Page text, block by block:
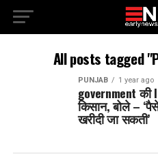
All posts tagged
PUNJAB 1 year ago
government
किसान, बोले –
खरीदी जा सकती’